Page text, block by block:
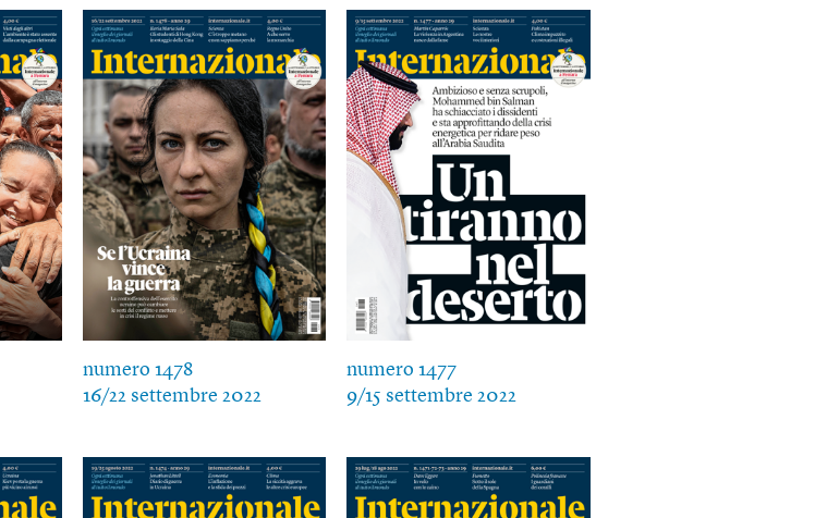
numero 1478
16/22 settembre 2022
numero 1477
9/15 settembre 2022